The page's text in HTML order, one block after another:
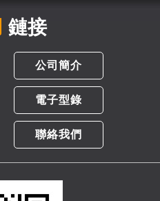
鏈接
公司簡介
電子型錄
聯絡我們